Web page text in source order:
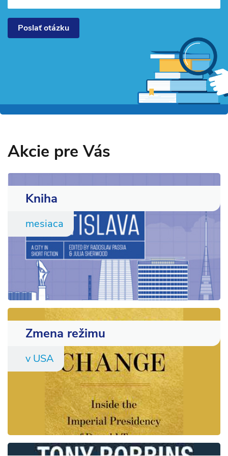
Poslať otázku
Akcie pre Vás
Kniha
mesiaca
Zmena režimu
v USA